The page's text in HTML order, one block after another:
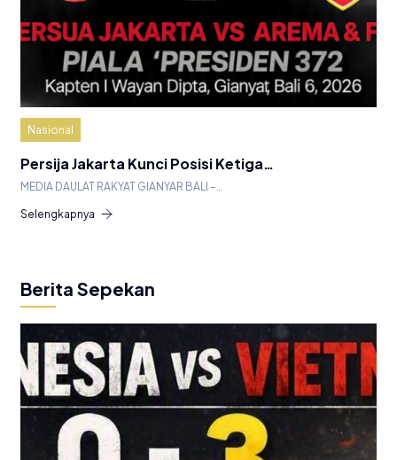
Nasional
Persija Jakarta Kunci Posisi Ketiga…
MEDIA DAULAT RAKYAT GIANYAR BALI –…
Selengkapnya
Berita Sepekan